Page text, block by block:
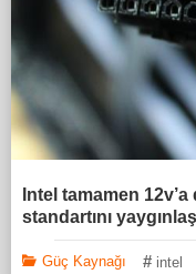
Intel tamamen
standartını
Güç Kaynağı # intel